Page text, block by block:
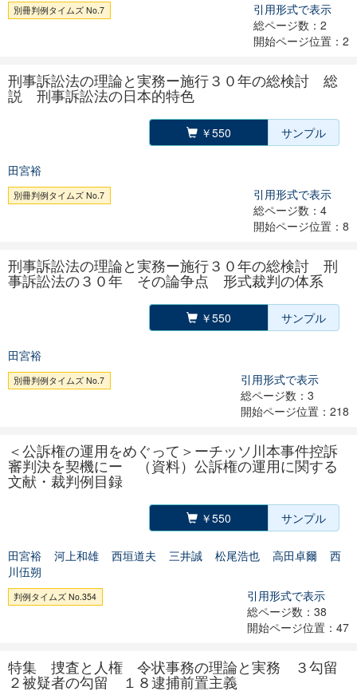
別冊判例タイムズ No.7
引用形式で表示
総ページ数：2
開始ページ位置：2
刑事訴訟法の理論と実務ー施行３０年の総検討 総
説 刑事訴訟法の日本的特色
￥550 サンプル
田宮裕
別冊判例タイムズ No.7
引用形式で表示
総ページ数：4
開始ページ位置：8
刑事訴訟法の理論と実務ー施行３０年の総検討 刑
事訴訟法の３０年 その論争点 形式裁判の体系
￥550 サンプル
田宮裕
別冊判例タイムズ No.7
引用形式で表示
総ページ数：3
開始ページ位置：218
＜公訴権の運用をめぐって＞ーチッソ川本事件控訴
審判決を契機にー （資料）公訴権の運用に関する
文献・裁判例目録
￥550 サンプル
田宮裕 河上和雄 西垣道夫 三井誠 松尾浩也 高田卓爾
西
川伍朔
判例タイムズ No.354
引用形式で表示
総ページ数：38
開始ページ位置：47
特集 捜査と人権 令状事務の理論と実務 ３勾留
２被疑者の勾留 １８逮捕前置主義